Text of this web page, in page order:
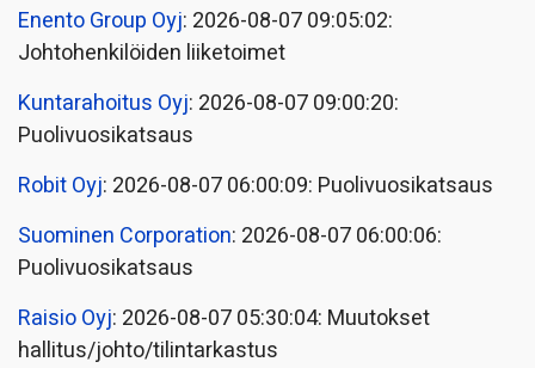
Enento Group Oyj: 2026-08-07 09:05:02:
Johtohenkilöiden liiketoimet
Kuntarahoitus Oyj: 2026-08-07 09:00:20:
Puolivuosikatsaus
Robit Oyj: 2026-08-07 06:00:09: Puolivuosikatsaus
Suominen Corporation: 2026-08-07 06:00:06:
Puolivuosikatsaus
Raisio Oyj: 2026-08-07 05:30:04: Muutokset
hallitus/johto/tilintarkastus